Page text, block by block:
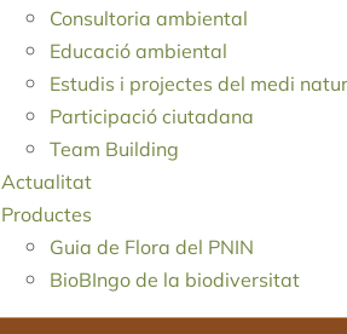
Consultoria ambiental
Educació ambiental
Estudis i projectes del medi
Participació ciutadana
Team Building
Actualitat
Productes
Guia de Flora del PNIN
BioBIngo de la biodiversitat